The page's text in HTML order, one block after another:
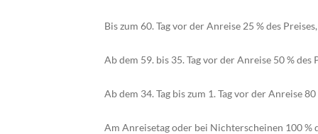
Bis zum 60. Tag vor der Anreise 25 % des
Ab dem 59. bis 35. Tag vor der Anreise 50 % des
Ab dem 34. Tag bis zum 1. Tag vor der Anreise 80
Am Anreisetag oder bei Nichterscheinen 100 %